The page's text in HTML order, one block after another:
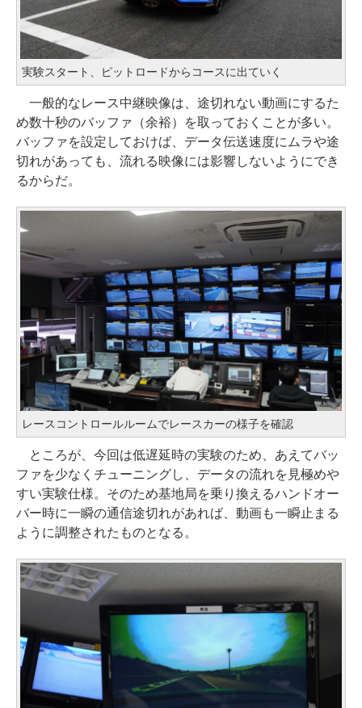
実験スタート、ピットロードからコースに出ていく
一般的なレース中継映像は、途切れない動画にするた
め数十秒のバッファ（余裕）を取っておくことが多い。
バッファを設定しておけば、データ伝送速度にムラや途
切れがあっても、流れる映像には影響しないようにでき
るからだ。
レースコントロールルームでレースカーの様子を確認
ところが、今回は低遅延時の実験のため、あえてバッ
ファを少なくチューニングし、データの流れを見極めや
すい実験仕様。そのため基地局を乗り換えるハンドオー
バー時に一瞬の通信途切れがあれば、動画も一瞬止まる
ように調整されたものとなる。